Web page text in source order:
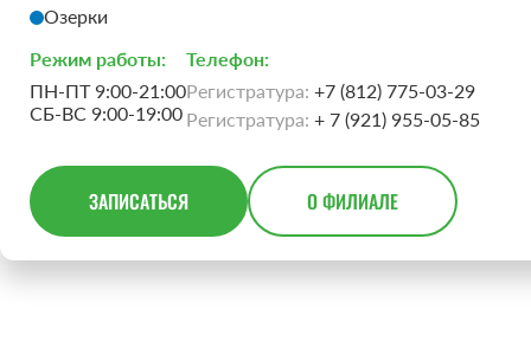
Озерки
Режим работы:
ПН-ПТ 9:00-21:00
СБ-ВС 9:00-19:00
Телефон:
Регистратура: +7 (812) 775-03-29
Регистратура: + 7 (921) 955-05-85
ЗАПИСАТЬСЯ О ФИЛИАЛЕ